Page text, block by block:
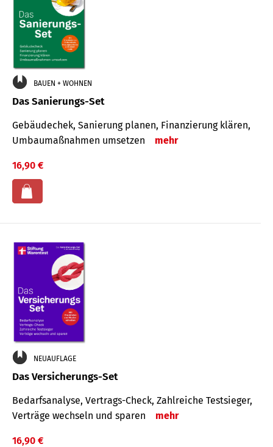
BAUEN + WOHNEN
Das Sanierungs-Set
Gebäudechek, Sanierung planen, Finanzierung klären,
Umbaumaßnahmen umsetzen
mehr
16,90 €
NEUAUFLAGE
Das Versicherungs-Set
Bedarfsanalyse, Vertrags-Check, Zahlreiche Testsieger,
Verträge wechseln und sparen
mehr
16,90 €